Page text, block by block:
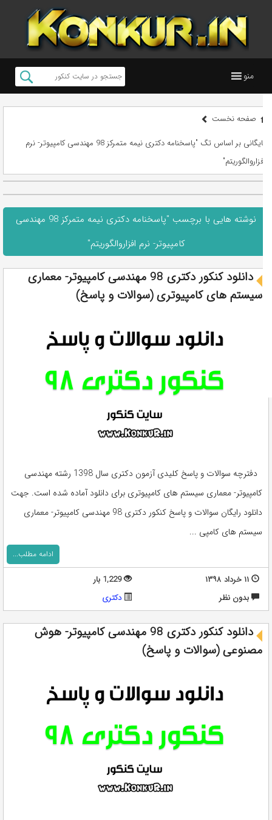
منو
صفحه نخست
بایگانی بر اساس تگ "پاسخنامه دکتری نیمه متمرکز 98 مهندسی کامپیوتر- نرم
افزاروالگوریتم"
نوشته هایی با برچسب "پاسخنامه دکتری نیمه متمرکز 98 مهندسی
کامپیوتر- نرم افزاروالگوریتم"
دانلود کنکور دکتری 98 مهندسی کامپیوتر- معماری
سیستم های کامپیوتری (سوالات و پاسخ)
دفترچه سوالات و پاسخ کلیدی آزمون دکتری سال 1398 رشته مهندسی
کامپیوتر- معماری سیستم های کامپیوتری برای دانلود آماده شده است. جهت
دانلود رایگان سوالات و پاسخ کنکور دکتری 98 مهندسی کامپیوتر- معماری
سیستم های کامپی ...
ادامه مطلب...
۱۱ خرداد ۱۳۹۸
1,229 بار
بدون نظر
دکتری
دانلود کنکور دکتری 98 مهندسی کامپیوتر- هوش
مصنوعی (سوالات و پاسخ)